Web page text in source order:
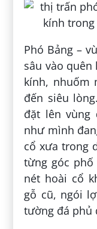
Phó Bảng –
sâu vào
kính, nhuốm
đến siêu
đặt lên vùng
như mình
cổ xưa trong
từng góc
nét hoài cổ
gỗ cũ, ngói
tường đá phủ